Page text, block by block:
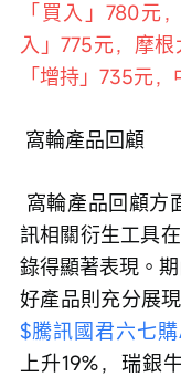
「買入」780元
入」775元，摩
「增持」735元
窩輪產品回顧
訊相關衍生工具
錄得顯著表現。
好產品則充分展
$騰訊國君六七購
上升19%，瑞銀